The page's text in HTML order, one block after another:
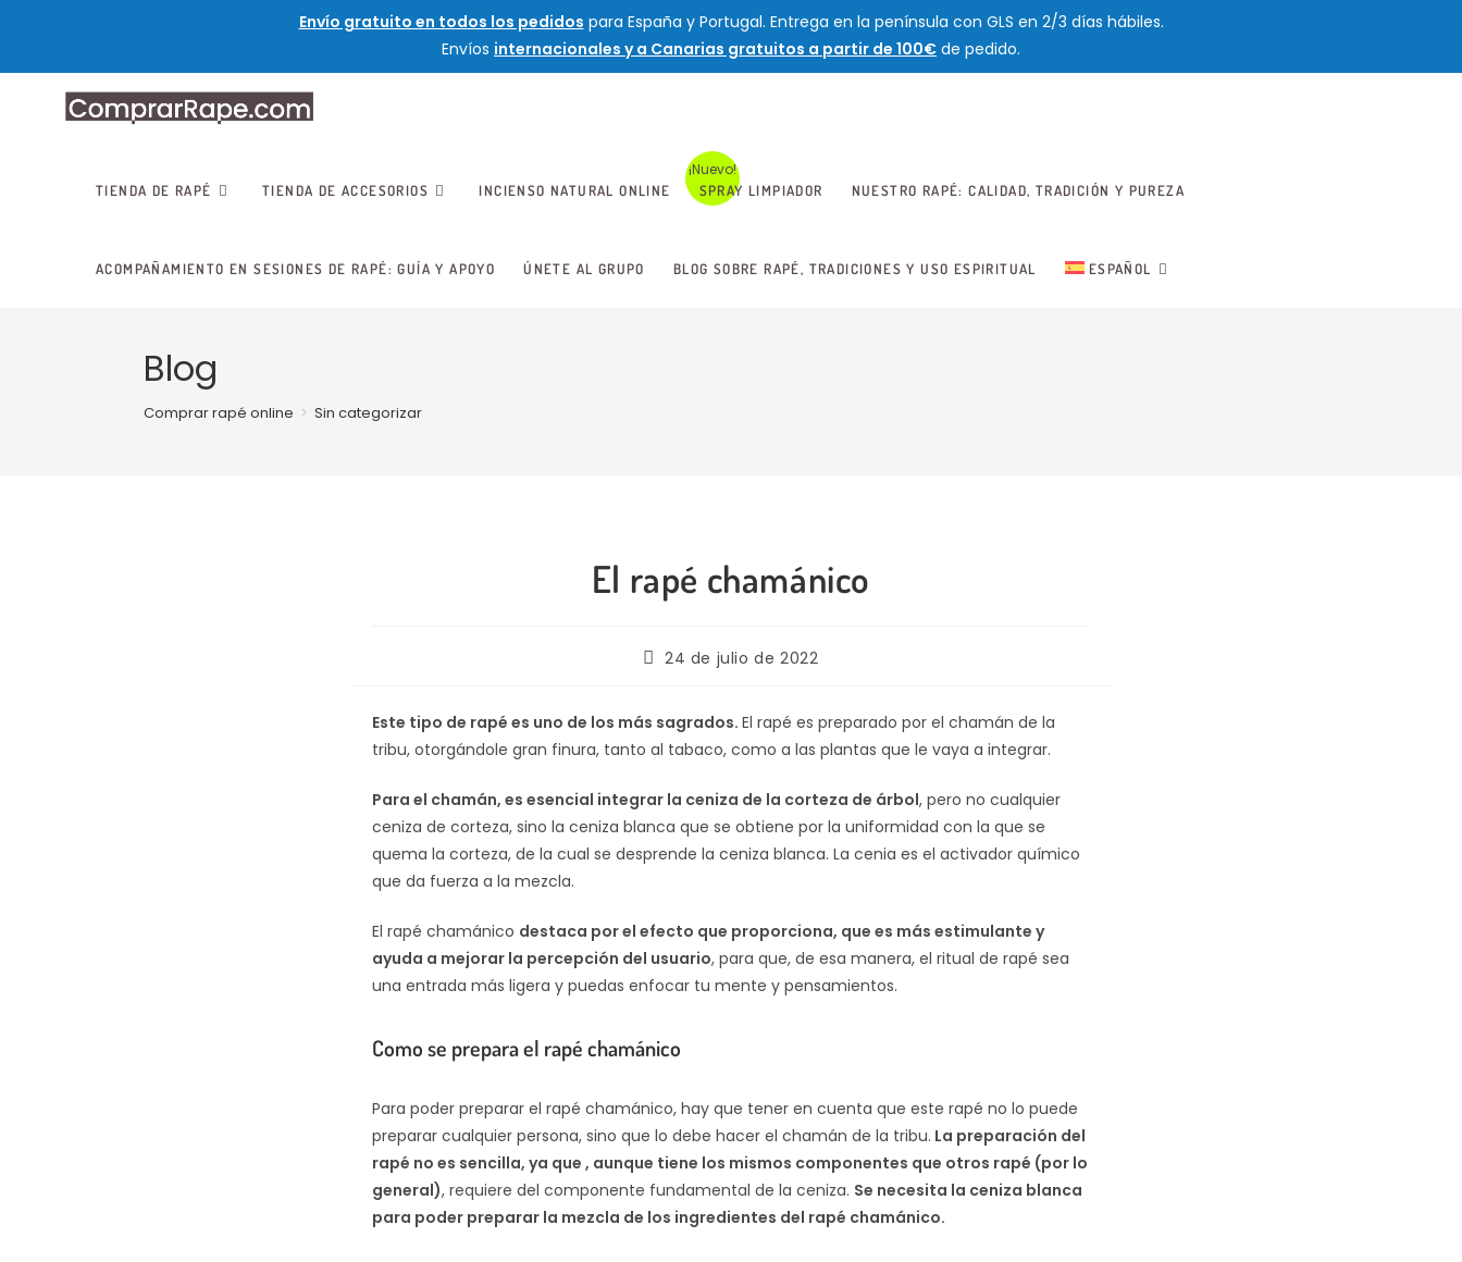
Envío gratuito en todos los pedidos para España y Portugal. Entrega en la península con GLS en 2/3 días hábiles.
Envíos internacionales y a Canarias gratuitos a partir de 100€ de pedido.
TIENDA DE RAPÉ TIENDA DE ACCESORIOS INCIENSO NATURAL ONLINE SPRAY LIMPIADOR NUESTRO RAPÉ: CALIDAD, TRADICIÓN Y PUREZA
ACOMPAÑAMIENTO EN SESIONES DE RAPÉ: GUÍA Y APOYO ÚNETE AL GRUPO BLOG SOBRE RAPÉ, TRADICIONES Y USO ESPIRITUAL ESPAÑOL
Blog
Comprar rapé online > Sin categorizar
El rapé chamánico
24 de julio de 2022
Este tipo de rapé es uno de los más sagrados. El rapé es preparado por el chamán de la
tribu, otorgándole gran finura, tanto al tabaco, como a las plantas que le vaya a integrar.
Para el chamán, es esencial integrar la ceniza de la corteza de árbol, pero no cualquier
ceniza de corteza, sino la ceniza blanca que se obtiene por la uniformidad con la que se
quema la corteza, de la cual se desprende la ceniza blanca. La cenia es el activador químico
que da fuerza a la mezcla.
El rapé chamánico destaca por el efecto que proporciona, que es más estimulante y
ayuda a mejorar la percepción del usuario, para que, de esa manera, el ritual de rapé sea
una entrada más ligera y puedas enfocar tu mente y pensamientos.
Como se prepara el rapé chamánico
Para poder preparar el rapé chamánico, hay que tener en cuenta que este rapé no lo puede
preparar cualquier persona, sino que lo debe hacer el chamán de la tribu. La preparación del
rapé no es sencilla, ya que , aunque tiene los mismos componentes que otros rapé (por lo
general), requiere del componente fundamental de la ceniza. Se necesita la ceniza blanca
para poder preparar la mezcla de los ingredientes del rapé chamánico.